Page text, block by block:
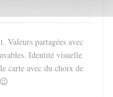
Valeurs partagées avec
Identité visuelle
carte avec du choix de